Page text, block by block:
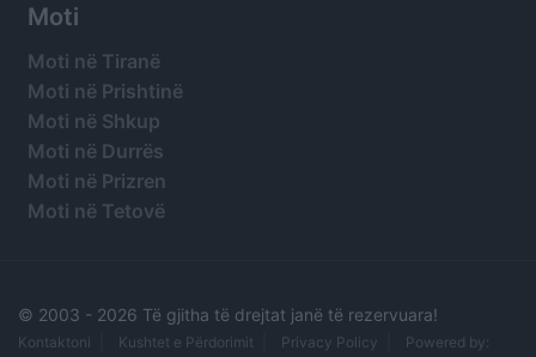
Moti
Moti në Tiranë
Moti në Prishtinë
Moti në Shkup
Moti në Durrës
Moti në Prizren
Moti në Tetovë
© 2003 - 2026 Të gjitha të drejtat janë të rezervuara!
Kontaktoni Kushtet e Përdorimit Privacy Policy Powered by: